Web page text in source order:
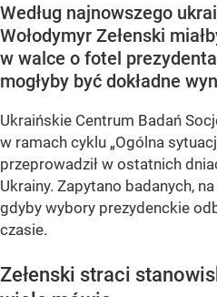
Według najnowszego
Wołodymyr Zełenski
w walce o fotel
mogłyby być dokładne
Ukraińskie Centrum Badań
w ramach cyklu „Ogólna
przeprowadził w ostatnich
Ukrainy. Zapytano badanych,
gdyby wybory prezydenckie
czasie.
Zełenski straci